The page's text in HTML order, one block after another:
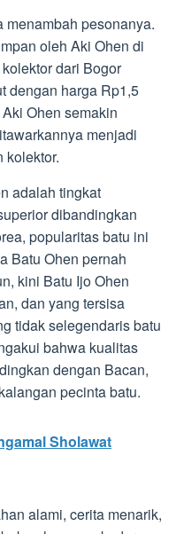
pesonanya.
oleh Aki Ohen di
dari Bogor
dengan harga Rp1,5
Ohen semakin
menjadi
kolektor.
adalah tingkat
dibandingkan
popularitas batu ini
Batu Ohen pernah
kini Batu Ijo Ohen
dan yang tersisa
tidak selegendaris batu
bahwa kualitas
dengan Bacan,
pecinta batu.
Sholawat
alami, cerita menarik,